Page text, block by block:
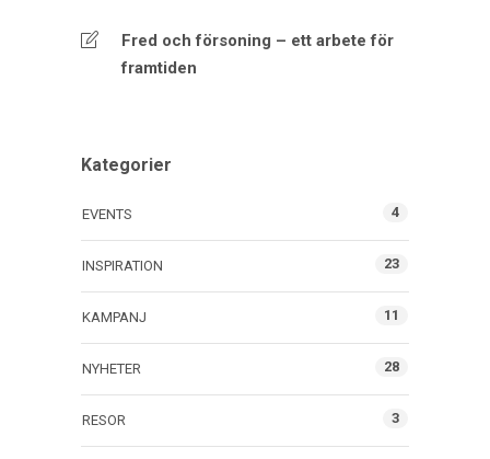
Fred och försoning – ett arbete för
framtiden
Kategorier
EVENTS 4
INSPIRATION 23
KAMPANJ 11
NYHETER 28
RESOR 3